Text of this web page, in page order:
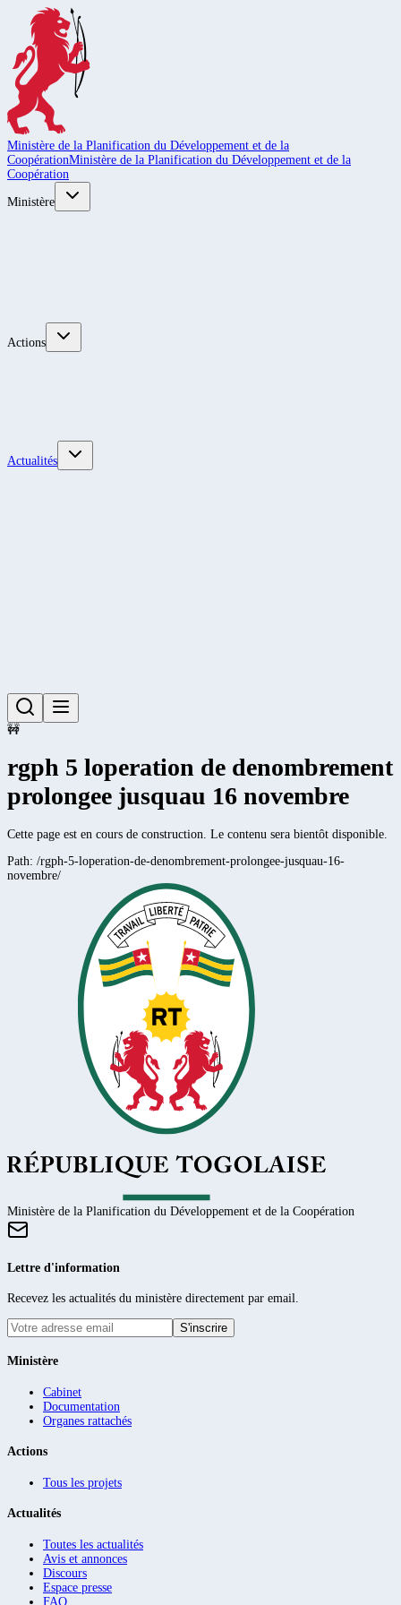
Ministère de la Planification du Développement et de la
CoopérationMinistère de la Planification du Développement et de la
Coopération
Ministère
Actions
Actualités
🚧
rgph 5 loperation de denombrement
prolongee jusquau 16 novembre
Cette page est en cours de construction. Le contenu sera bientôt disponible.
Path: /rgph-5-loperation-de-denombrement-prolongee-jusquau-16-
novembre/
Ministère de la Planification du Développement et de la Coopération
Lettre d'information
Recevez les actualités du ministère directement par email.
S'inscrire
Ministère
Cabinet
Documentation
Organes rattachés
Actions
Tous les projets
Actualités
Toutes les actualités
Avis et annonces
Discours
Espace presse
FAQ